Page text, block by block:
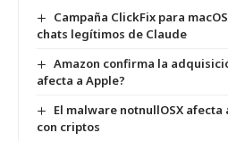
Campaña ClickFix para
chats legítimos de Claude
Amazon confirma la
afecta a Apple?
El malware notnullOSX afecta
con criptos